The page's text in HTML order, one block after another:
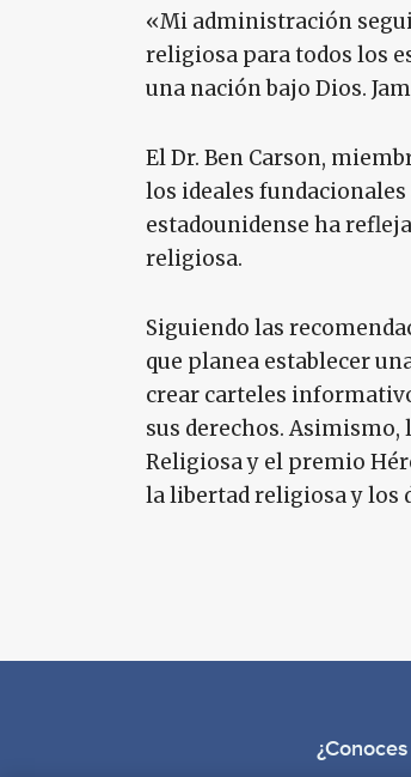
«Mi administración
religiosa para todos los
una nación bajo Dios.
El Dr. Ben Carson,
los ideales
estadounidense ha
religiosa.
Siguiendo las
que planea establecer
crear carteles
sus derechos.
Religiosa y el premio
la libertad religiosa y los